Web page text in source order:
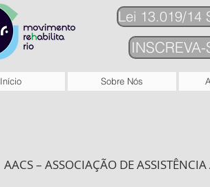
Lei 13.019/14
Início Sobre Nós
AACS – ASSOCIAÇÃO DE